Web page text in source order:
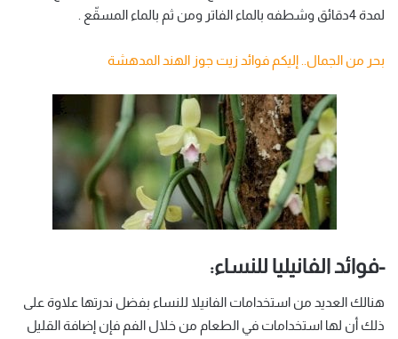
لمدة 4دقائق وشطفه بالماء الفاتر ومن ثم بالماء المسقّع .
بحر من الجمال.. إليكم فوائد زيت جوز الهند المدهشة
-فوائد الفانيليا للنساء:
هنالك العديد من استخدامات الفانيلا للنساء بفضل ندرتها علاوة على
ذلك أن لها استخدامات في الطعام من خلال الفم فإن إضافة القليل